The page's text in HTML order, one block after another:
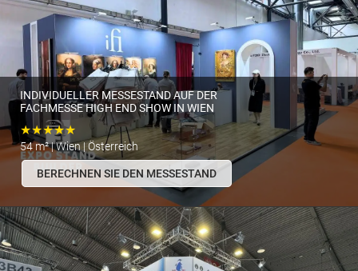
INDIVIDUELLER MESSESTAND AUF DER
FACHMESSE HIGH END SHOW IN WIEN
★★★★★
54 m² | Wien | Österreich
BERECHNEN SIE DEN MESSESTAND